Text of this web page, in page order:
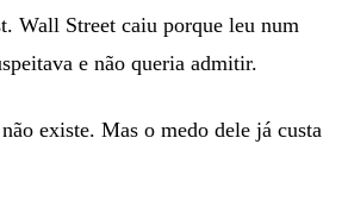
Wall Street caiu porque leu num
e não queria admitir.
existe. Mas o medo dele já custa